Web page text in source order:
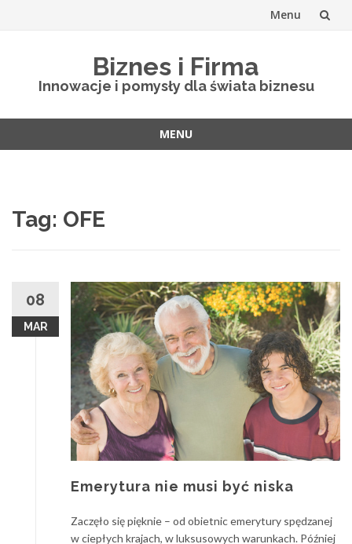
Menu
Biznes i Firma
Innowacje i pomysły dla świata biznesu
MENU
Tag: OFE
08
MAR
Emerytura nie musi być niska
Zaczęło się pięknie – od obietnic emerytury spędzanej
w ciepłych krajach, w luksusowych warunkach. Później